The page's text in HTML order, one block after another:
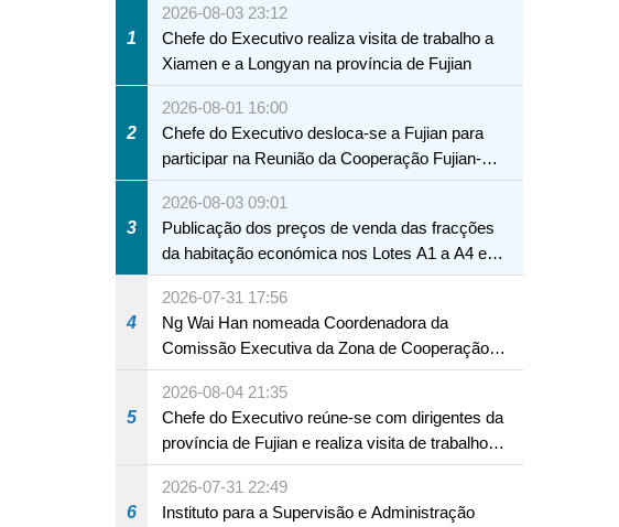
1
2026-08-03 23:12
Chefe do Executivo realiza visita de trabalho a
Xiamen e a Longyan na província de Fujian
2
2026-08-01 16:00
Chefe do Executivo desloca-se a Fujian para
participar na Reunião da Cooperação Fujian-
Macau
3
2026-08-03 09:01
Publicação dos preços de venda das fracções
da habitação económica nos Lotes A1 a A4 e
A12 da Zona A dos Novos Aterros
4
2026-07-31 17:56
Ng Wai Han nomeada Coordenadora da
Comissão Executiva da Zona de Cooperação
Aprofundada entre Guangdong e Macau em
Hengqin
5
2026-08-04 21:35
Chefe do Executivo reúne-se com dirigentes da
província de Fujian e realiza visita de trabalho
em Fuzhou
6
2026-07-31 22:49
Instituto para a Supervisão e Administração